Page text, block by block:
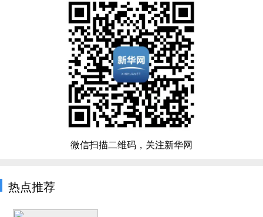
微信扫描二维码，关注新华网
热点推荐